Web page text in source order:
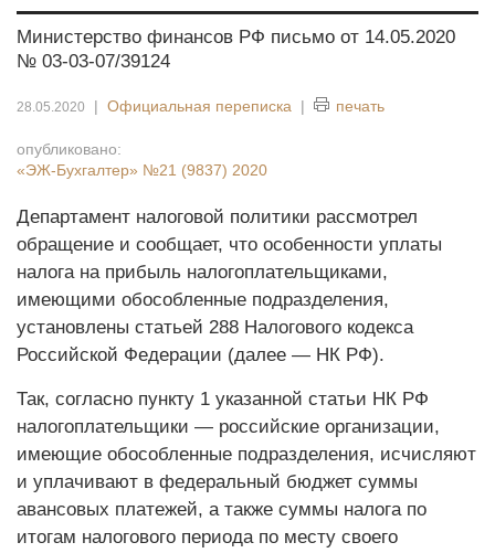
Министерство финансов РФ письмо от 14.05.2020
№ 03-03-07/39124
28.05.2020 | Официальная переписка | печать
опубликовано:
«ЭЖ-Бухгалтер» №21 (9837) 2020
Департамент налоговой политики рассмотрел
обращение и сообщает, что особенности уплаты
налога на прибыль налогоплательщиками,
имеющими обособленные подразделения,
установлены статьей 288 Налогового кодекса
Российской Федерации (далее — НК РФ).
Так, согласно пункту 1 указанной статьи НК РФ
налогоплательщики — российские организации,
имеющие обособленные подразделения, исчисляют
и уплачивают в федеральный бюджет суммы
авансовых платежей, а также суммы налога по
итогам налогового периода по месту своего